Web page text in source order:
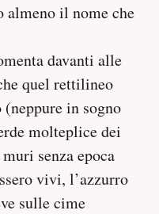
almeno il nome che
davanti alle
quel rettilineo
in sogno
molteplice dei
senza epoca
vivi, l’azzurro
sulle cime